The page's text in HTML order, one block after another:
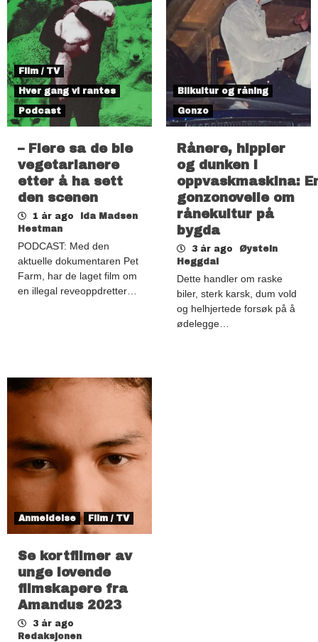
Film / TV
Hver gang vi rantes
Podcast
– Flere sa de ble
vegetarianere
etter å ha sett
den scenen
1 år ago
Ida Madsen
Hestman
PODCAST: Med den
aktuelle dokumentaren Pet
Farm, har de laget film om
en illegal reveoppdretter…
Bilkultur og råning
Gonzo
Rånere, hippier
og dunken i
oppvaskmaskina:
gonzonovelle om
rånekultur på
bygda
3 år ago
Øystein
Heggdal
Dette handler om raske
biler, sterk karsk, dum vold
og helhjertede forsøk på å
ødelegge…
Anmeldelse Film / TV
Se kortfilmer av
unge lovende
filmskapere fra
Amandus 2023
3 år ago
Redaksjonen